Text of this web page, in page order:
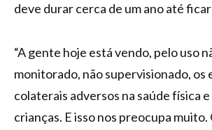
deve durar cerca de um ano até
“A gente hoje está vendo, pelo uso
monitorado, não supervisionado, os
colaterais adversos na saúde física
crianças. E isso nos preocupa muito.